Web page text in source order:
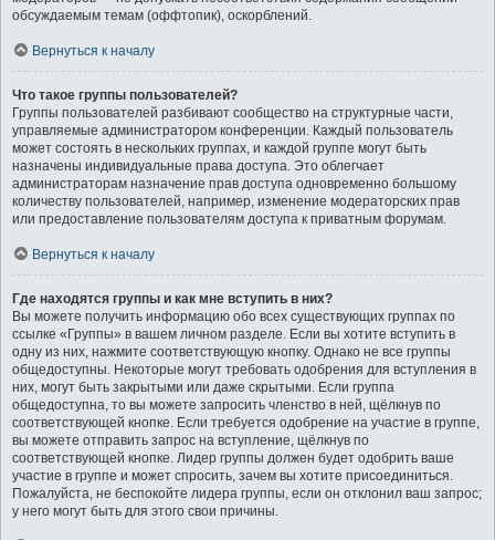
обсуждаемым темам (оффтопик), оскорблений.
Вернуться к началу
Что такое группы пользователей?
Группы пользователей разбивают сообщество на структурные части,
управляемые администратором конференции. Каждый пользователь
может состоять в нескольких группах, и каждой группе могут быть
назначены индивидуальные права доступа. Это облегчает
администраторам назначение прав доступа одновременно большому
количеству пользователей, например, изменение модераторских прав
или предоставление пользователям доступа к приватным форумам.
Вернуться к началу
Где находятся группы и как мне вступить в них?
Вы можете получить информацию обо всех существующих группах по
ссылке «Группы» в вашем личном разделе. Если вы хотите вступить в
одну из них, нажмите соответствующую кнопку. Однако не все группы
общедоступны. Некоторые могут требовать одобрения для вступления в
них, могут быть закрытыми или даже скрытыми. Если группа
общедоступна, то вы можете запросить членство в ней, щёлкнув по
соответствующей кнопке. Если требуется одобрение на участие в группе,
вы можете отправить запрос на вступление, щёлкнув по
соответствующей кнопке. Лидер группы должен будет одобрить ваше
участие в группе и может спросить, зачем вы хотите присоединиться.
Пожалуйста, не беспокойте лидера группы, если он отклонил ваш запрос;
у него могут быть для этого свои причины.